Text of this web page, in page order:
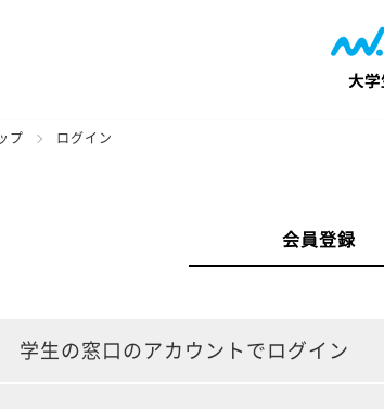
プ ログイン
会員登録
学生の窓口のアカウントでログイン